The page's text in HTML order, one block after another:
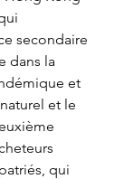
secondaire
dans la
et
et le
qui